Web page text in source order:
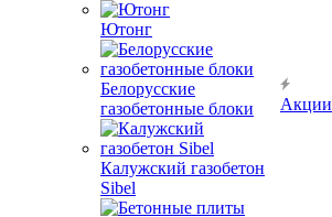
Ютонг
Белорусские
газобетонные блоки
Калужский газобетон
Sibel
Акции